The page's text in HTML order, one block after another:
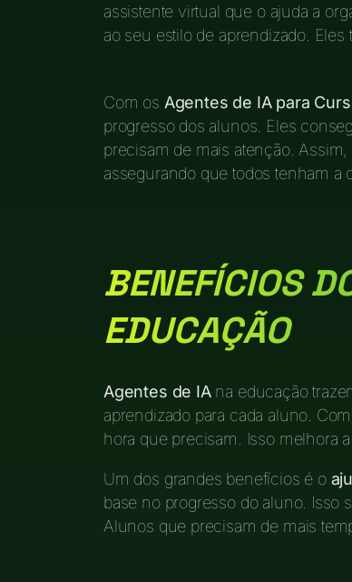
assistente virtual que o ajuda a
ao seu estilo de aprendizado.
Com os Agentes de IA para
progresso dos alunos. Eles
precisam de mais atenção.
assegurando que todos tenham a
BENEFÍCIOS
EDUCAÇÃO
Agentes de IAna educação
aprendizado para cada aluno.
hora que precisam. Isso melhora
Um dos grandes benefícios é o
base no progresso do aluno. Isso
Alunos que precisam de mais